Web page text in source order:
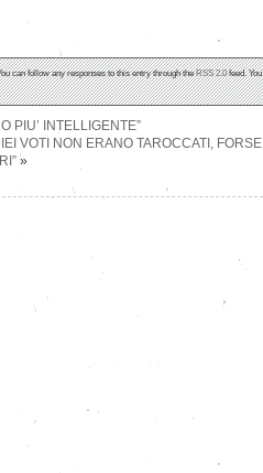
can follow any responses to this entry through theRSS 2.0feed. You
PIU’ INTELLIGENTE”
VOTI NON ERANO TAROCCATI, FORSE
»